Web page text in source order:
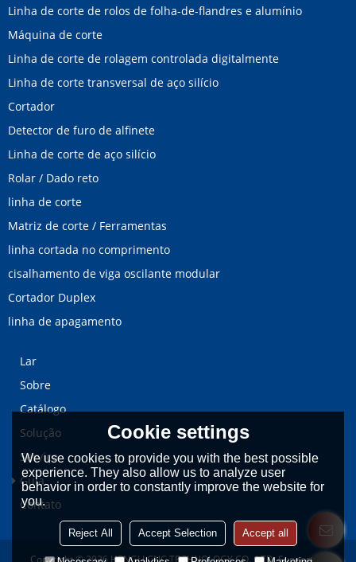
Linha de corte de rolos de folha-de-flandres e alumínio
Máquina de corte
Linha de corte de rolagem controlada digitalmente
Linha de corte transversal de aço silício
Cortador
Detector de furo de alfinete
Linha de corte de aço silício
Rolar / Dado reto
linha de corte
Matriz de corte / Ferramentas
linha cortada no comprimento
cisalhamento de viga oscilante modular
Cortador Duplex
linha de apagamento
Lar
Sobre
Catálogo
Solução
Serviço
Guia
Contato
Cookie settings
We use cookies to provide you with the best possible
experience. They also allow us to analyze user
behavior in order to constantly improve the website for
you.
Reject All Accept Selection Accept all